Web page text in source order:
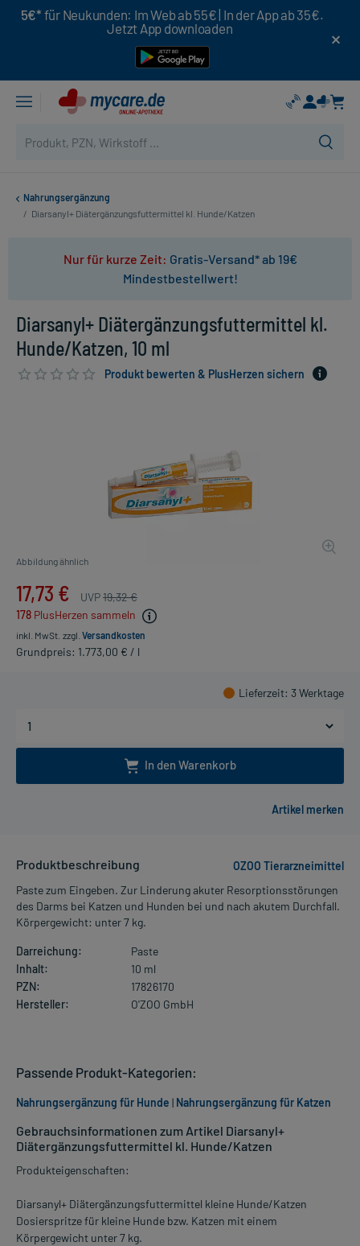
5€* für Neukunden: Im Web ab 55€ | In der App ab 35€.
Jetzt App downloaden
Nahrungsergänzung
/ Diarsanyl+ Diätergänzungsfuttermittel kl. Hunde/Katzen
Nur für kurze Zeit: Gratis-Versand* ab 19€
Mindestbestellwert!
Diarsanyl+ Diätergänzungsfuttermittel kl.
Hunde/Katzen, 10 ml
Produkt bewerten & PlusHerzen sichern
Abbildung ähnlich
17,73 € UVP19,32 €
178 PlusHerzen sammeln
inkl. MwSt. zzgl. Versandkosten
Grundpreis: 1.773,00 € / l
Lieferzeit: 3 Werktage
In den Warenkorb
Produktbeschreibung
OZOO Tierarzneimittel
Paste zum Eingeben. Zur Linderung akuter Resorptionsstörungen
des Darms bei Katzen und Hunden bei und nach akutem Durchfall.
Körpergewicht: unter 7 kg.
Darreichung:
Paste
Inhalt:
10 ml
PZN:
17826170
Hersteller:
O'ZOO GmbH
Gebrauchsinformationen zum Artikel Diarsanyl+
Diätergänzungsfuttermittel kl. Hunde/Katzen
Produkteigenschaften:
Diarsanyl+ Diätergänzungsfuttermittel kleine Hunde/Katzen
Dosierspritze für kleine Hunde bzw. Katzen mit einem
Körpergewicht unter 7 kg.
Passende Produkt-Kategorien:
Nahrungsergänzung für Hunde | Nahrungsergänzung für Katzen